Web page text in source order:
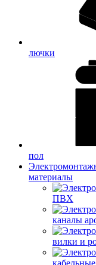
лючки
пол
материалы
ПВХ
каналы
вилки и
кабельные